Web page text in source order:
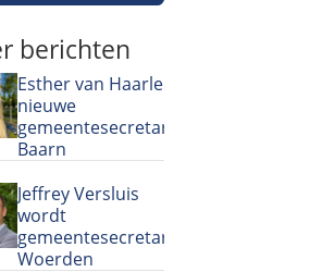
berichten
Esther van Haarlem
nieuwe
gemeentesecretaris
Baarn
Jeffrey Versluis
wordt
gemeentesecretaris
Woerden